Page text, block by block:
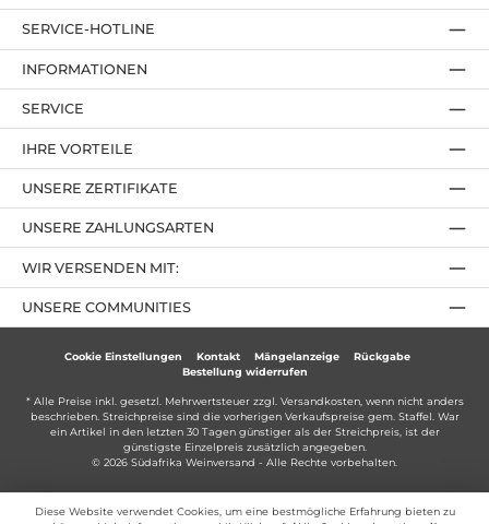
SERVICE-HOTLINE
IHRE VORTEILE
UNSERE ZAHLUNGSARTEN
UNSERE ZERTIFIKATE
INFORMATIONEN
SERVICE
UNSERE COMMUNITIES
WIR VERSENDEN MIT:
Cookie Einstellungen Kontakt Mängelanzeige
Rückgabe
Bestellung widerrufen
* Alle Preise inkl. gesetzl. Mehrwertsteuer zzgl. Versandkosten, wenn nicht anders
beschrieben. Streichpreise sind die vorherigen Verkaufspreise gem. Staffel. War
ein Artikel in den letzten 30 Tagen günstiger als der Streichpreis, ist der
günstigste Einzelpreis zusätzlich angegeben.
© 2026 Südafrika Weinversand - Alle Rechte vorbehalten.
Diese Website verwendet Cookies, um eine bestmögliche Erfahrung bieten zu